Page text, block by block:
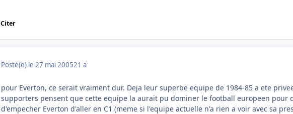
Citer
Posté(e) le 27 mai 200521 a
pour Everton, ce serait vraiment dur. Deja leur superbe equipe de 1984-85 a ete
supporters pensent que cette equipe la aurait pu dominer le football europeen pour
d'empecher Everton d'aller en C1 (meme si l'equipe actuelle n'a rien a voir avec sa